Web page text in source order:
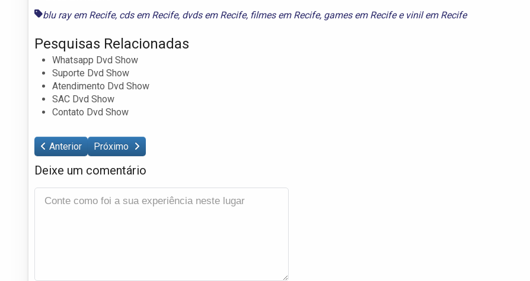
blu ray em Recife, cds em Recife, dvds em Recife, filmes em Recife, games em Recifee vinil em Recife
Pesquisas Relacionadas
Whatsapp Dvd Show
Suporte Dvd Show
Atendimento Dvd Show
SAC Dvd Show
Contato Dvd Show
Anterior Próximo
Deixe um comentário